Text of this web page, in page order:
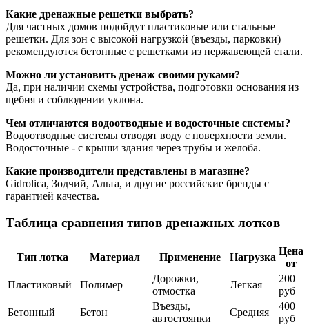
Какие дренажные решетки выбрать?
Для частных домов подойдут пластиковые или стальные
решетки. Для зон с высокой нагрузкой (въезды, парковки)
рекомендуются бетонные с решетками из нержавеющей стали.
Можно ли установить дренаж своими руками?
Да, при наличии схемы устройства, подготовки основания из
щебня и соблюдении уклона.
Чем отличаются водоотводные и водосточные системы?
Водоотводные системы отводят воду с поверхности земли.
Водосточные - с крыши здания через трубы и желоба.
Какие производители представлены в магазине?
Gidrolica, Зодчий, Альта, и другие российские бренды с
гарантией качества.
Таблица сравнения типов дренажных лотков
Тип лотка Материал Применение Нагрузка
Цена
от
Пластиковый
Полимер
Дорожки,
отмостка
Легкая
200
руб
Бетонный
Бетон
Въезды,
автостоянки
Средняя
400
руб